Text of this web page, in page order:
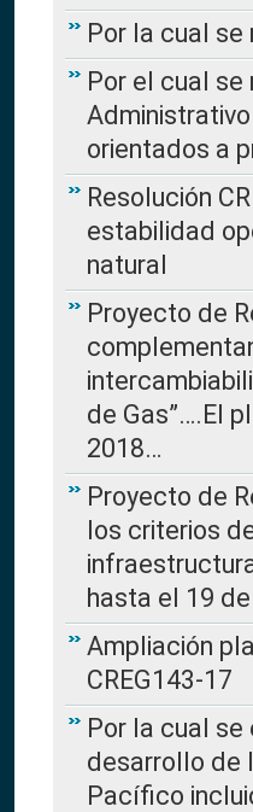
Por la cual
Por el cual
orientados a
Resolución
estabilidad
natural
Proyecto de
de Gas”….El
2018…
Proyecto de
los criterios
hasta el 19
Ampliación
CREG143-17
Por la cual
desarrollo de
Pacífico